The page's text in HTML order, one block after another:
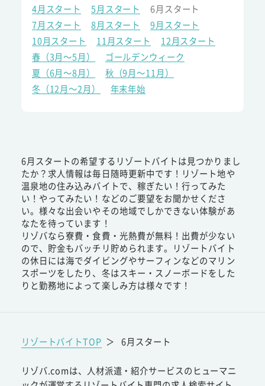
4月スタート
5月スタート
6月スタート
7月スタート
8月スタート
9月スタート
10月スタート
11月スタート
12月スタート
春（3月～5月）
ゴールデンウィーク
夏（6月～8月）
秋（9月～11月）
冬（12月～2月）
年末年始
6月スタートの希望するリゾートバイトは見つかりまし
たか？求人情報は毎日随時更新中です！リゾート地や
温泉地の住み込みバイトで、稼ぎたい！行ってみた
い！やってみたい！などのご要望をお聞かせくださ
い。様々な出会いやその地域でしかできない体験があ
なたを待っています！
リゾバなら寮費・食費・光熱費が無料！出費が少ない
ので、貯金もバッチリ貯められます。リゾートバイト
の休日には海でダイビングやサーフィンなどのマリン
スポーツをしたり、冬はスキー・スノーボードをした
りと勤務地によって楽しみ方は様々です！
リゾートバイトTOP ＞ 6月スタート
リゾバ.comは、人材派遣・紹介サービスのヒューマニ